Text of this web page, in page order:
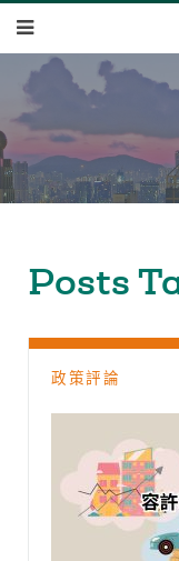
Posts
政策評論